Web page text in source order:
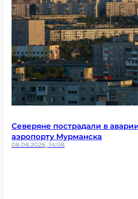
Северяне пострадали в
аэропорту Мурманска
08.08.2026, 14:08